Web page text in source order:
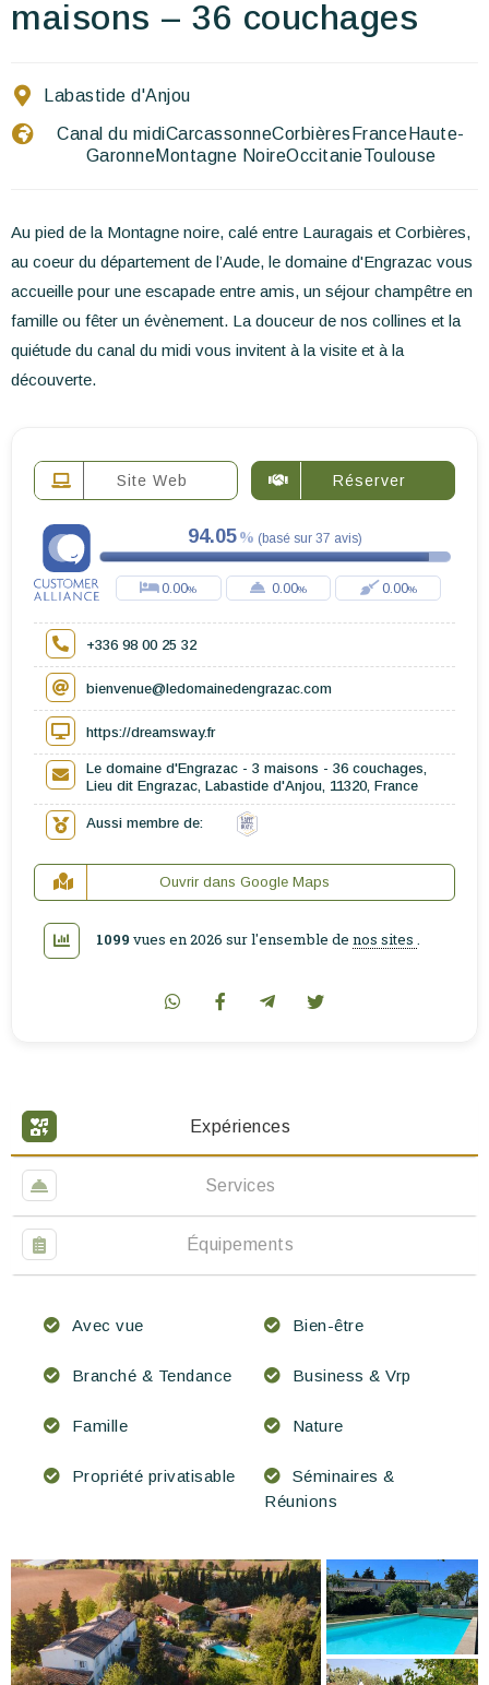
Ecrivez-nous
maisons – 36 couchages
Labastide d'Anjou
Canal du midiCarcassonneCorbières France Haute-
GaronneMontagne NoireOccitanie Toulouse
Au pied de la Montagne noire, calé entre Lauragais et Corbières,
au coeur du département de l’Aude, le domaine d'Engrazac vous
accueille pour une escapade entre amis, un séjour champêtre en
famille ou fêter un évènement. La douceur de nos collines et la
quiétude du canal du midi vous invitent à la visite et à la
découverte.
Expériences
Services
Équipements
Avec vue Bien-être
Branché & Tendance Business & Vrp
Famille Nature
Propriété privatisable
Séminaires &
Réunions
Site Web Réserver
94.05 (basé sur 37 avis)
0.00 0.00 0.00
+336 98 00 25 32
bienvenue@ledomainedengrazac.com
https://dreamsway.fr
Le domaine d'Engrazac - 3 maisons - 36 couchages,
Lieu dit Engrazac, Labastide d'Anjou, 11320, France
Aussi membre de:
Ouvrir dans Google Maps
1099 vues en 2026 sur l'ensemble de nos sites .